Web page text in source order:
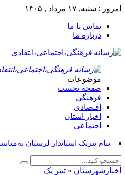
امروز : شنبه, ۱۷ مرداد , ۱۴۰۵
تماس با ما
درباره ما
موضوعات
صفحه نخست
فرهنگی
اقتصادی
اخبار استان
اجتماعی
پیام _
اخبارشهرستان « تیتر یک